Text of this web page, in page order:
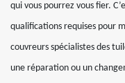
qui vous pourrez vous fier.
qualifications requises pour
couvreurs spécialistes des
une réparation ou un